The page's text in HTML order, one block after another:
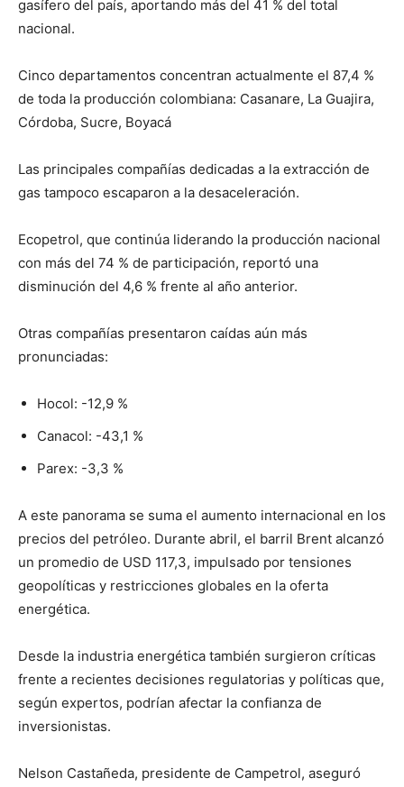
gasífero del país, aportando más del 41 % del total
nacional.
Cinco departamentos concentran actualmente el 87,4 %
de toda la producción colombiana: Casanare, La Guajira,
Córdoba, Sucre, Boyacá
Las principales compañías dedicadas a la extracción de
gas tampoco escaparon a la desaceleración.
Ecopetrol, que continúa liderando la producción nacional
con más del 74 % de participación, reportó una
disminución del 4,6 % frente al año anterior.
Otras compañías presentaron caídas aún más
pronunciadas:
Hocol: -12,9 %
Canacol: -43,1 %
Parex: -3,3 %
A este panorama se suma el aumento internacional en los
precios del petróleo. Durante abril, el barril Brent alcanzó
un promedio de USD 117,3, impulsado por tensiones
geopolíticas y restricciones globales en la oferta
energética.
Desde la industria energética también surgieron críticas
frente a recientes decisiones regulatorias y políticas que,
según expertos, podrían afectar la confianza de
inversionistas.
Nelson Castañeda, presidente de Campetrol, aseguró